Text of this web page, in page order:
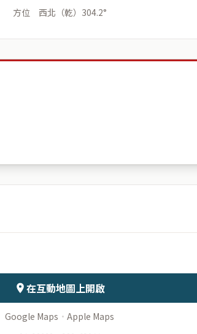
方位 西北（乾）304.2°
在互動地圖上開啟
Google Maps · Apple Maps